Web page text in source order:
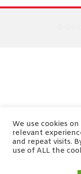
We use cookies
relevant
and repeat visits.
use of ALL the